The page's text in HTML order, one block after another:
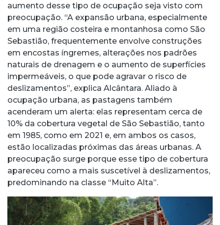
aumento desse tipo de ocupação seja visto com
preocupação. “A expansão urbana, especialmente
em uma região costeira e montanhosa como São
Sebastião, frequentemente envolve construções
em encostas íngremes, alterações nos padrões
naturais de drenagem e o aumento de superfícies
impermeáveis, o que pode agravar o risco de
deslizamentos”, explica Alcântara. Aliado à
ocupação urbana, as pastagens também
acenderam um alerta: elas representam cerca de
10% da cobertura vegetal de São Sebastião, tanto
em 1985, como em 2021 e, em ambos os casos,
estão localizadas próximas das áreas urbanas. A
preocupação surge porque esse tipo de cobertura
apareceu como a mais suscetível à deslizamentos,
predominando na classe “Muito Alta”.